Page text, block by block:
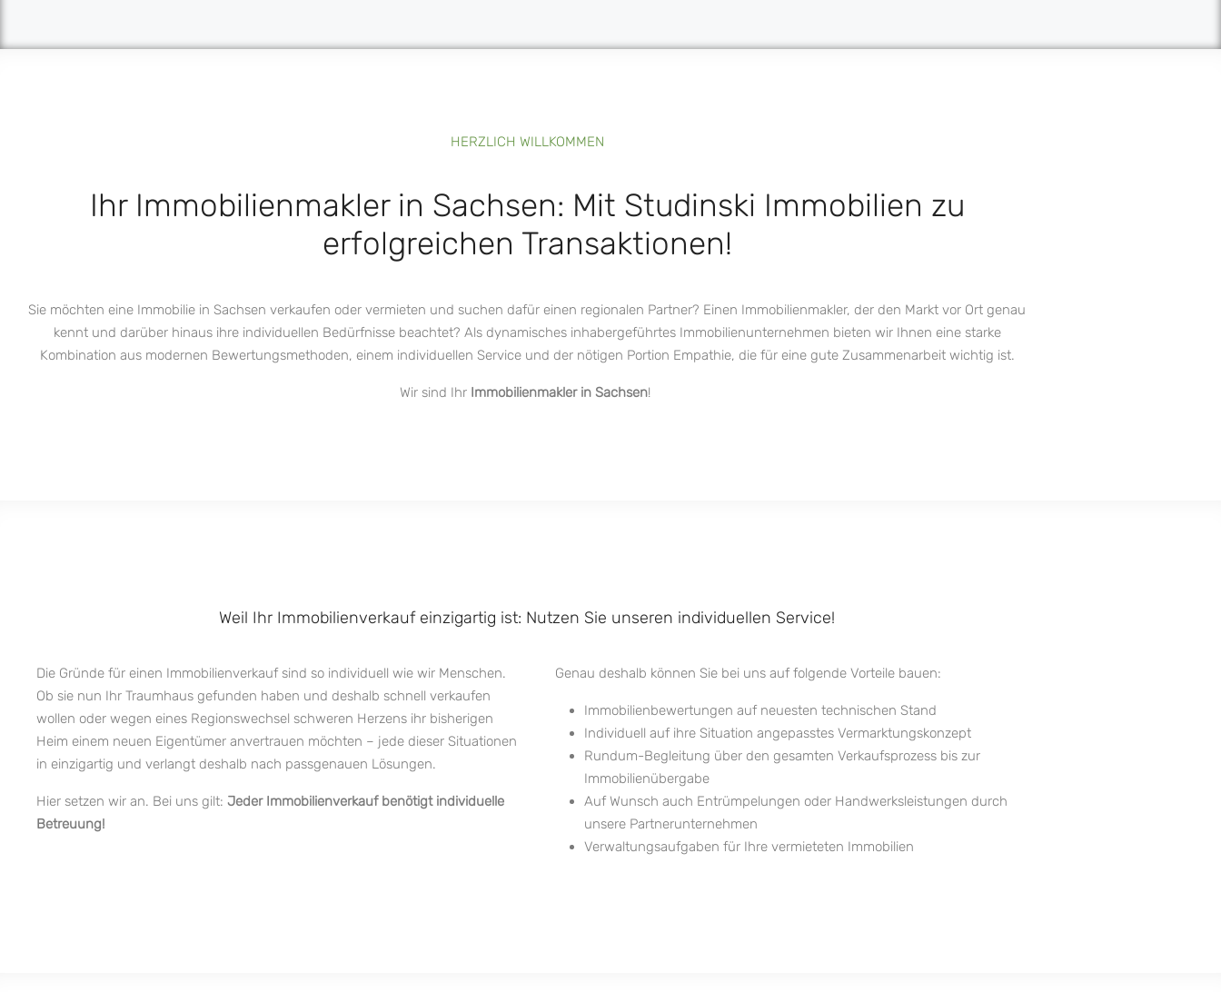
HERZLICH WILLKOMMEN
Ihr Immobilienmakler in Sachsen: Mit Studinski Immobilien zu
erfolgreichen Transaktionen!
Sie möchten eine Immobilie in Sachsen verkaufen oder vermieten und suchen dafür einen regionalen Partner? Einen Immobilienmakler, der den Markt vor Ort genau
kennt und darüber hinaus ihre individuellen Bedürfnisse beachtet? Als dynamisches inhabergeführtes Immobilienunternehmen bieten wir Ihnen eine starke
Kombination aus modernen Bewertungsmethoden, einem individuellen Service und der nötigen Portion Empathie, die für eine gute Zusammenarbeit wichtig ist.
Wir sind Ihr Immobilienmakler in Sachsen!
Weil Ihr Immobilienverkauf einzigartig ist: Nutzen Sie unseren individuellen Service!
Die Gründe für einen Immobilienverkauf sind so individuell wie wir Menschen.
Ob sie nun Ihr Traumhaus gefunden haben und deshalb schnell verkaufen
wollen oder wegen eines Regionswechsel schweren Herzens ihr bisherigen
Heim einem neuen Eigentümer anvertrauen möchten – jede dieser Situationen
in einzigartig und verlangt deshalb nach passgenauen Lösungen.
Hier setzen wir an. Bei uns gilt: Jeder Immobilienverkauf benötigt individuelle
Betreuung!
Genau deshalb können Sie bei uns auf folgende Vorteile bauen:
Immobilienbewertungen auf neuesten technischen Stand
Individuell auf ihre Situation angepasstes Vermarktungskonzept
Rundum-Begleitung über den gesamten Verkaufsprozess bis zur
Immobilienübergabe
Auf Wunsch auch Entrümpelungen oder Handwerksleistungen durch
unsere Partnerunternehmen
Verwaltungsaufgaben für Ihre vermieteten Immobilien